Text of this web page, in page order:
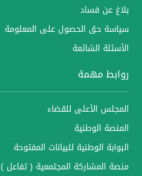
بلاغ عن فساد
سياسة حق الحصول على المعلومة
الأسئلة الشائعة
روابط مهمة
المجلس الأعلى للقضاء
المنصة الوطنية
البوابة الوطنية للبيانات المفتوحة
منصة المشاركة المجتمعية ( تفاعل )